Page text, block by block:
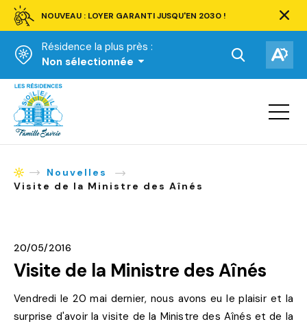
NOUVEAU : LOYER GARANTI JUSQU'EN 2030 !
barre
Résidence la plus près :
Non sélectionnée
Ouvrir
la
recherche.
la
Accueil
Ouvrir
la
AccueilNouvelles
Visite de la Ministre des Aînés
20/05/2016
Visite de la Ministre des Aînés
Vendredi le 20 mai dernier, nous avons eu le plaisir et la
surprise d'avoir la visite de la Ministre des Aînés et de la